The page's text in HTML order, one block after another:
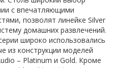
с впечатляющими
позволят линейке Silver
домашних развлечений.
широко использовались
из конструкции моделей
– Platinum и Gold. Кроме